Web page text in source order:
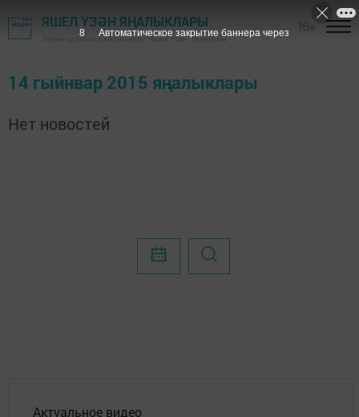
ЯШЕЛ ҮЗӘН ЯҢАЛЫКЛАРЫ
Зеленодольск районының "Яшел Үзән" газетасы
14 гыйнвар 2015 яңалыклары
Нет новостей
Актуальное видео
7 Автоматическое закрытие баннера через